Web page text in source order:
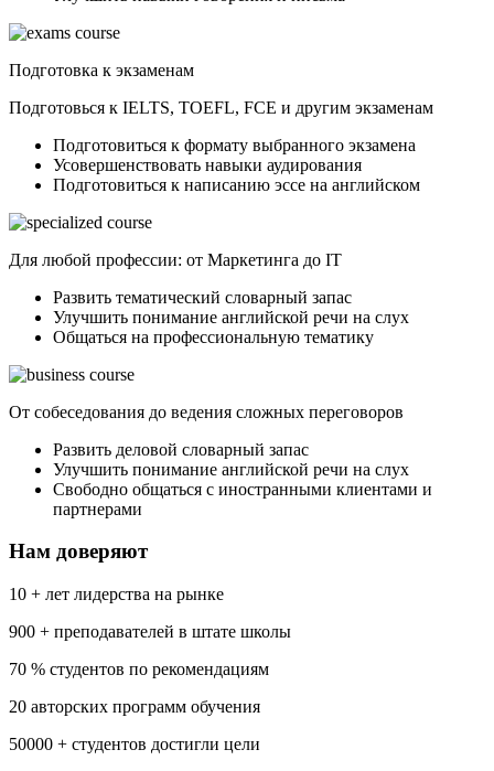
Подготовка к экзаменам
Подготовься к IELTS, TOEFL, FCE и другим экзаменам
Подготовиться к формату выбранного экзамена
Усовершенствовать навыки аудирования
Подготовиться к написанию эссе на английском
Для любой профессии: от Маркетинга до IT
Развить тематический словарный запас
Улучшить понимание английской речи на слух
Общаться на профессиональную тематику
От собеседования до ведения сложных переговоров
Развить деловой словарный запас
Улучшить понимание английской речи на слух
Свободно общаться с иностранными клиентами и
партнерами
Нам доверяют
10 + лет лидерства на рынке
900 + преподавателей в штате школы
70 % студентов по рекомендациям
20 авторских программ обучения
50000 + студентов достигли цели